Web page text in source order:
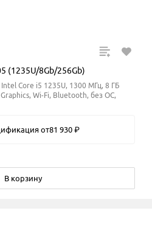
(1235U/8Gb/256Gb)
Core i5 1235U, 1300 МГц, 8 ГБ
Wi-Fi, Bluetooth, без ОС,
от81 930 ₽
В корзину